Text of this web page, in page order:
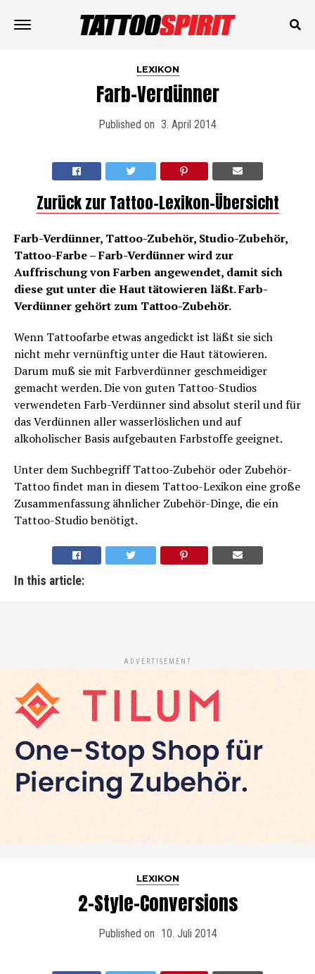
LEXIKON
Farb-Verdünner
Published on 3. April 2014
Zurück zur Tattoo-Lexikon-Übersicht
Farb-Verdünner, Tattoo-Zubehör, Studio-Zubehör,
Tattoo-Farbe – Farb-Verdünner wird zur
Auffrischung von Farben angewendet, damit sich
diese gut unter die Haut tätowieren läßt. Farb-
Verdünner gehört zum Tattoo-Zubehör.
Wenn Tattoofarbe etwas angedickt ist läßt sie sich
nicht mehr vernünftig unter die Haut tätowieren.
Darum muß sie mit Farbverdünner geschmeidiger
gemacht werden. Die von guten Tattoo-Studios
verwendeten Farb-Verdünner sind absolut steril und für
das Verdünnen aller wasserlöslichen und auf
alkoholischer Basis aufgebauten Farbstoffe geeignet.
Unter dem Suchbegriff Tattoo-Zubehör oder Zubehör-
Tattoo findet man in diesem Tattoo-Lexikon eine große
Zusammenfassung ähnlicher Zubehör-Dinge, die ein
Tattoo-Studio benötigt.
In this article:
ADVERTISEMENT
LEXIKON
2-Style-Conversions
Published on 10. Juli 2014